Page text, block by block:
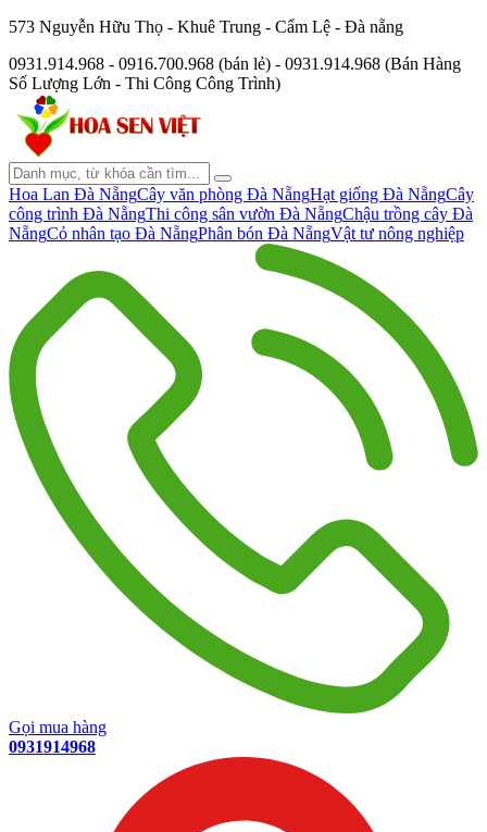
573 Nguyễn Hữu Thọ - Khuê Trung - Cẩm Lệ - Đà nẵng
0931.914.968 - 0916.700.968 (bán lẻ) - 0931.914.968 (Bán Hàng
Số Lượng Lớn - Thi Công Công Trình)
Hoa Lan Đà NẵngCây văn phòng Đà NẵngHạt giống Đà NẵngCây
công trình Đà NẵngThi công sân vườn Đà NẵngChậu trồng cây Đà
NẵngCỏ nhân tạo Đà NẵngPhân bón Đà NẵngVật tư nông nghiệp
Gọi mua hàng
0931914968